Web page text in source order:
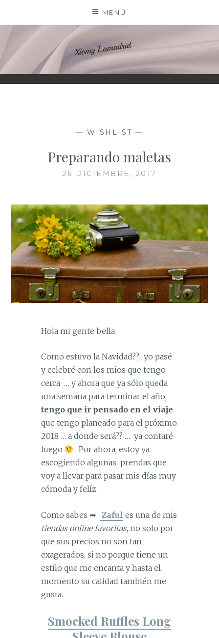
contenido
MENÚ
XIOMY LAMADRID
— WISHLIST —
Preparando maletas
26 DICIEMBRE, 2017
Hola mi gente bella
Como estuvo la Navidad??, yo pasé
y celebré con los mios que tengo
cerca … y ahora que ya sólo queda
una semana para terminar el año,
tengo que ir pensado en el viaje
que tengo planeado para el próximo
2018 … a donde será?? … ya contaré
luego
. Por ahora, estoy ya
escogiendo algunas prendas que
voy a llevar para pasar mis días muy
cómoda y felíz.
Como sabes ➡ Zaful es una de mis
tiendas online favoritas, no solo por
que sus precios no son tan
exagerados, si no porque tiene un
estilo que me encanta y hasta el
momento su calidad también me
gusta.
Smocked Ruffles Long